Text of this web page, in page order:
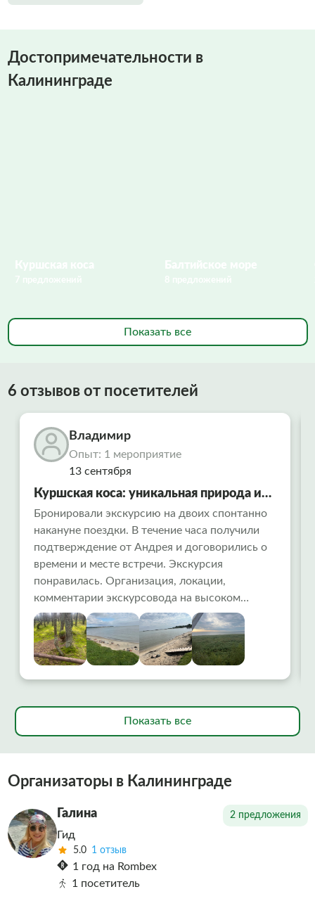
Достопримечательности в
Калининграде
Показать все
6 отзывов от посетителей
Владимир
Опыт: 1 мероприятие
13 сентября
Куршская коса: уникальная природа и
тайны древних времен
Бронировали экскурсию на двоих спонтанно
накануне поездки. В течение часа получили
подтверждение от Андрея и договорились о
времени и месте встречи. Экскурсия
понравилась. Организация, локации,
комментарии экскурсовода на высоком
уровне.Ранний выезд помог избежать
столпотворения. Интересно, доступно.
Остались очень довольны.
Показать все
Организаторы в Калининграде
Галина 2 предложения
Гид
5.0 1 отзыв
1 год на Rombex
1 посетитель